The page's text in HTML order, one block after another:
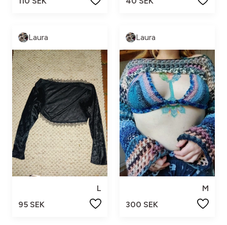
Laura
L
95 SEK
Laura
M
300 SEK